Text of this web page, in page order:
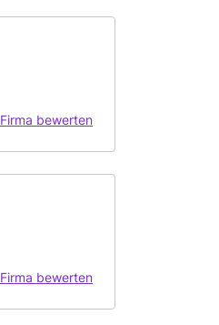
Firma bewerten
Firma bewerten